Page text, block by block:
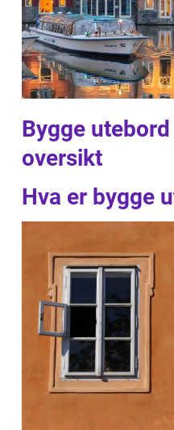
Bygge
oversikt
Hva er bygge